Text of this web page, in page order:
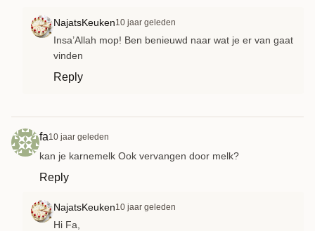
NajatsKeuken10 jaar geleden
Insa’Allah mop! Ben benieuwd naar wat je er van gaat
vinden
Reply
fa10 jaar geleden
kan je karnemelk Ook vervangen door melk?
Reply
NajatsKeuken10 jaar geleden
Hi Fa,